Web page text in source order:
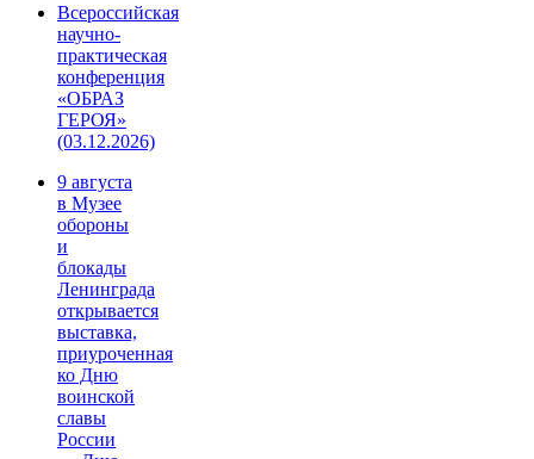
Всероссийская
научно-
практическая
конференция
«ОБРАЗ
ГЕРОЯ»
(03.12.2026)
9 августа
в Музее
обороны
и
блокады
Ленинграда
открывается
выставка,
приуроченная
ко Дню
воинской
славы
России